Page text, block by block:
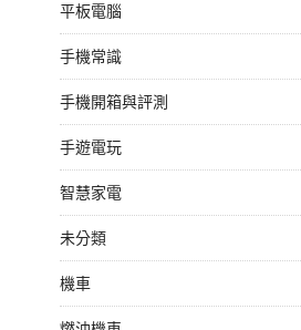
平板電腦
手機常識
手機開箱與評測
手遊電玩
智慧家電
未分類
機車